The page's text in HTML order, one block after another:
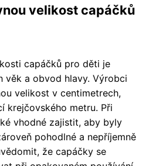
velikost capáčků
capáčků pro děti je
věk a obvod hlavy. Výrobci
velikost v centimetrech,
krejčovského metru. Při
vhodné zajistit, aby byly
pohodlné a nepříjemně
že capáčky se